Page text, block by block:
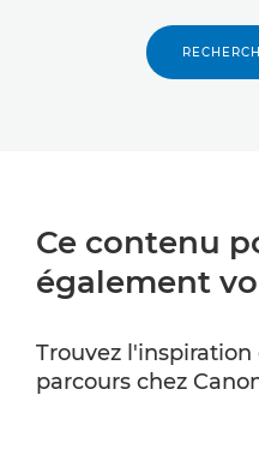
Ce contenu
également
Trouvez
parcours chez